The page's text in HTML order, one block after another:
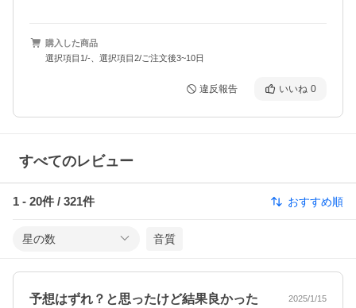
購入した商品
選択項目1/-、選択項目2/ご注文後3~10日
違反報告 いいね 0
すべてのレビュー
1 - 20件 / 321件 おすすめ順
星の数 音質
予想はずれ？と思ったけど結果良かった 2025/1/15